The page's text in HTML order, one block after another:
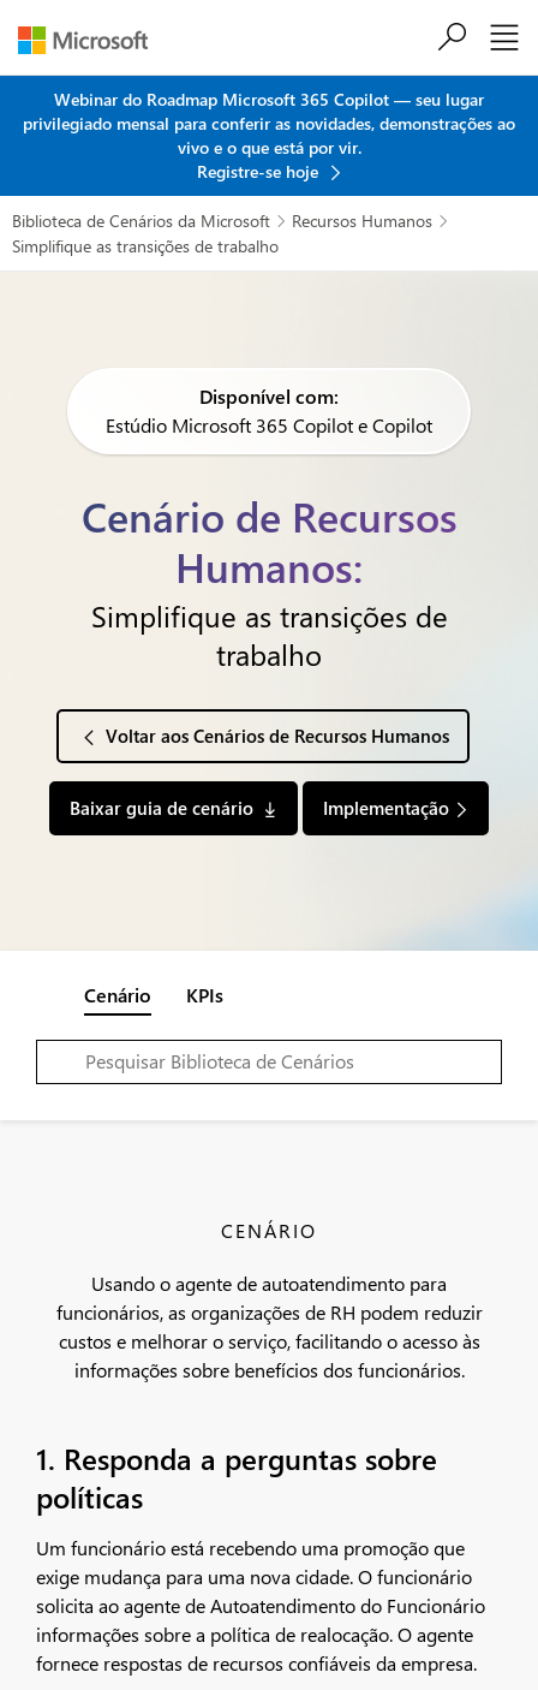
Webinar do Roadmap Microsoft 365 Copilot — seu lugar
privilegiado mensal para conferir as novidades, demonstrações ao
vivo e o que está por vir.
Registre-se hoje
Biblioteca de Cenários da Microsoft  Recursos Humanos 
Simplifique as transições de trabalho
Disponível com:
Estúdio Microsoft 365 Copilot e Copilot
Cenário de Recursos
Humanos:
Simplifique as transições de
trabalho
Voltar aos Cenários de Recursos Humanos
Baixar guia de cenário Implementação
Cenário KPIs
CENÁRIO
Usando o agente de autoatendimento para
funcionários, as organizações de RH podem reduzir
custos e melhorar o serviço, facilitando o acesso às
informações sobre benefícios dos funcionários.
1. Responda a perguntas sobre
políticas
Um funcionário está recebendo uma promoção que
exige mudança para uma nova cidade. O funcionário
solicita ao agente de Autoatendimento do Funcionário
informações sobre a política de realocação. O agente
fornece respostas de recursos confiáveis da empresa.